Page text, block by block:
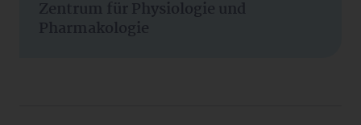
Zentrum für Physiologie und
Pharmakologie